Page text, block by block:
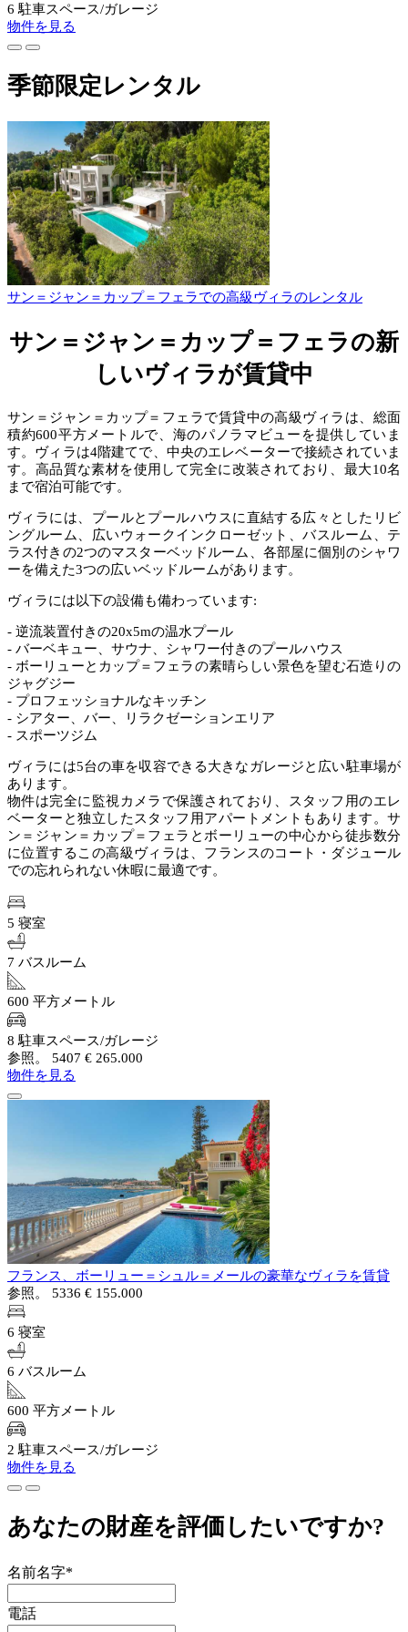
6 駐車スペース/ガレージ
物件を見る
季節限定レンタル
サン＝ジャン＝カップ＝フェラでの高級ヴィラのレンタル
サン＝ジャン＝カップ＝フェラの新
しいヴィラが賃貸中
サン＝ジャン＝カップ＝フェラで賃貸中の高級ヴィラは、総面
積約600平方メートルで、海のパノラマビューを提供していま
す。ヴィラは4階建てで、中央のエレベーターで接続されていま
す。高品質な素材を使用して完全に改装されており、最大10名
まで宿泊可能です。
ヴィラには、プールとプールハウスに直結する広々としたリビ
ングルーム、広いウォークインクローゼット、バスルーム、テ
ラス付きの2つのマスターベッドルーム、各部屋に個別のシャワ
ーを備えた3つの広いベッドルームがあります。
ヴィラには以下の設備も備わっています:
- 逆流装置付きの20x5mの温水プール
- バーベキュー、サウナ、シャワー付きのプールハウス
- ボーリューとカップ＝フェラの素晴らしい景色を望む石造りの
ジャグジー
- プロフェッショナルなキッチン
- シアター、バー、リラクゼーションエリア
- スポーツジム
ヴィラには5台の車を収容できる大きなガレージと広い駐車場が
あります。
物件は完全に監視カメラで保護されており、スタッフ用のエレ
ベーターと独立したスタッフ用アパートメントもあります。サ
ン＝ジャン＝カップ＝フェラとボーリューの中心から徒歩数分
に位置するこの高級ヴィラは、フランスのコート・ダジュール
での忘れられない休暇に最適です。
5 寝室
7 バスルーム
600 平方メートル
8 駐車スペース/ガレージ
参照。 5407 € 265.000
物件を見る
フランス、ボーリュー＝シュル＝メールの豪華なヴィラを賃貸
参照。 5336 € 155.000
6 寝室
6 バスルーム
600 平方メートル
2 駐車スペース/ガレージ
物件を見る
あなたの財産を評価したいですか?
名前名字*
電話